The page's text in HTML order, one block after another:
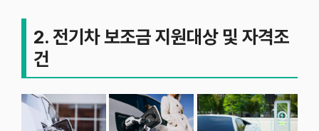
2. 전기차 보조금 지원대상 및 자격조
건